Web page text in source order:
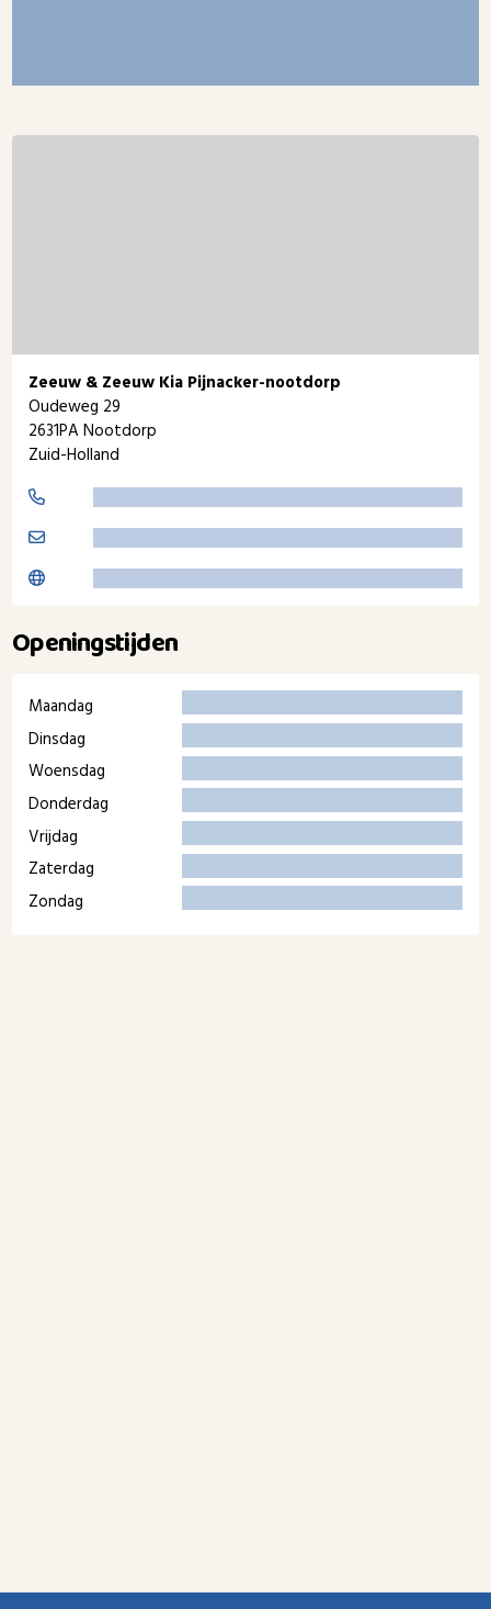
Zeeuw & Zeeuw Kia Pijnacker-nootdorp
Oudeweg 29
2631PA Nootdorp
Zuid-Holland
Openingstijden
Maandag
Dinsdag
Woensdag
Donderdag
Vrijdag
Zaterdag
Zondag